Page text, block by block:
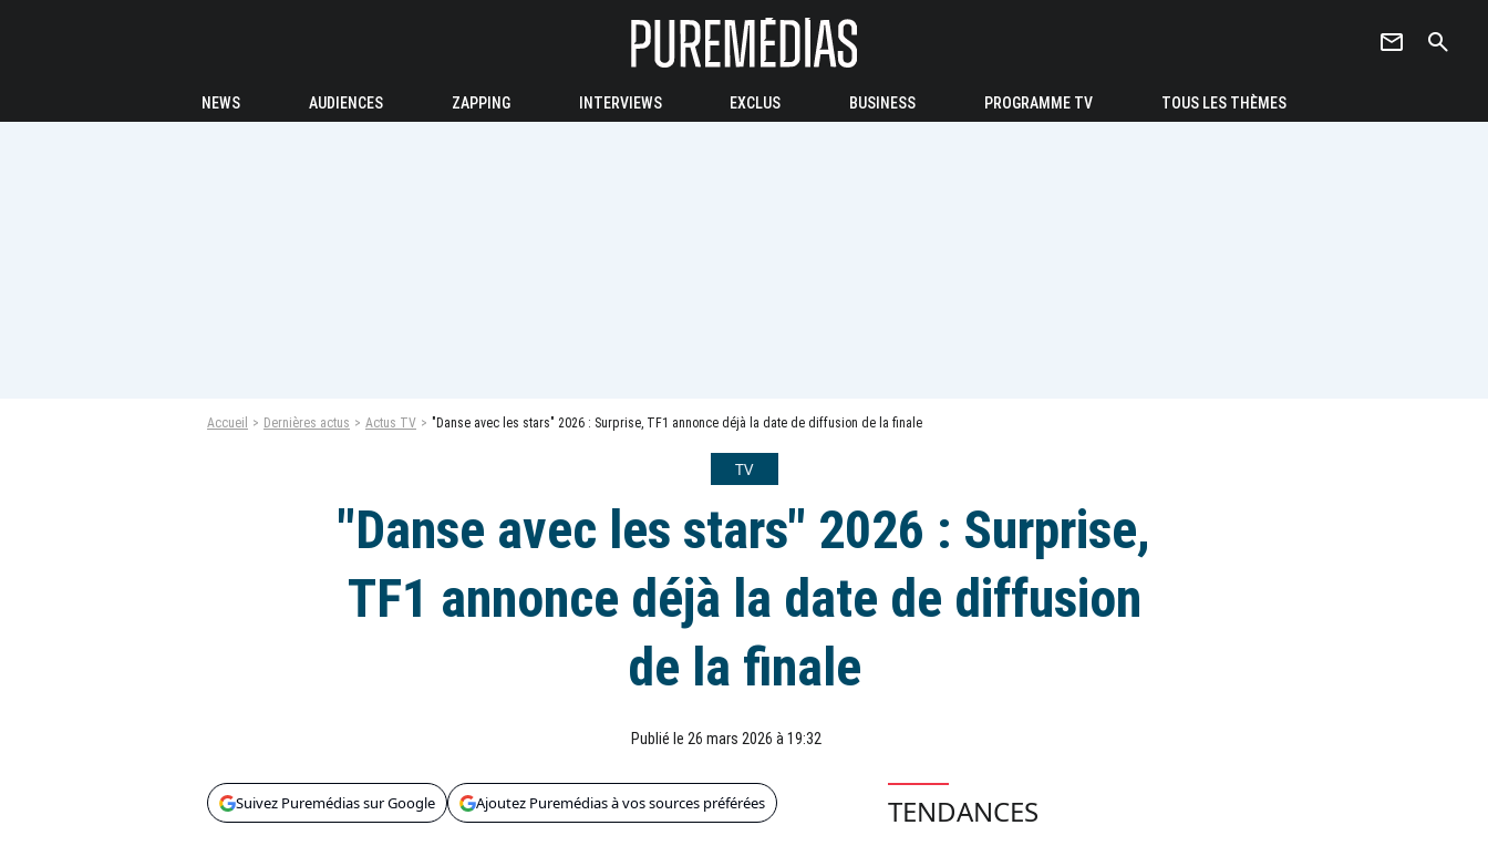
newsletter search
NEWS AUDIENCES ZAPPING INTERVIEWS EXCLUS BUSINESS PROGRAMME TV TOUS LES THÈMES
Accueil Dernières actus Actus TV "Danse avec les stars" 2026 : Surprise, TF1 annonce déjà la date de diffusion de la finale
TV
"Danse avec les stars" 2026 : Surprise,
TF1 annonce déjà la date de diffusion
de la finale
Publié le 26 mars 2026 à 19:32
Suivez Puremédias sur Google Ajoutez Puremédias à vos sources préférées TENDANCES